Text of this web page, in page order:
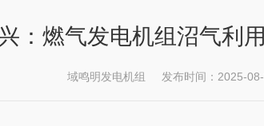
：燃气发电机组沼气利
域鸣明发电机组 发布时间：2025-